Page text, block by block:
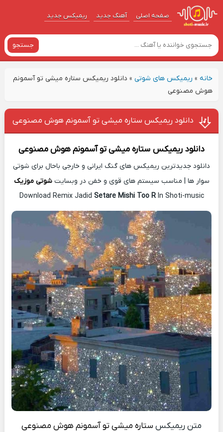
صفحه اصلی آهنگ‌ جدید ریمیکس جدید
جستجو
خانه» ریمیکس های شوتی» دانلود ریمیکس ستاره میشی تو آسمونم
هوش مصنوعی
دانلود ریمیکس ستاره میشی تو آسمونم هوش مصنوعی
دانلود ریمیکس ستاره میشی تو آسمونم هوش مصنوعی
دانلود جدیدترین ریمیکس های گنگ ایرانی و خارجی باحال برای شوتی
سوار ها | مناسب سیستم های قوی و خفن در وبسایتشوتی موزیک
Download Remix Jadid Setare Mishi Too RIn Shoti-music
متن ریمیکس ستاره میشی تو آسمونم هوش مصنوعی